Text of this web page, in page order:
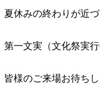
夏休みの終わりが近
第一文実（文化祭実
皆様のご来場お待ち